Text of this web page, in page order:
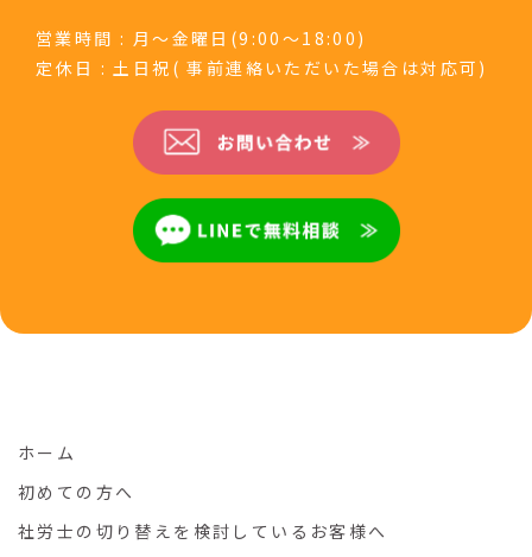
営業時間 : 月～金曜日(9:00～18:00)
定休日 : 土日祝( 事前連絡いただいた場合は対応可)
ホーム
初めての方へ
社労士の切り替えを検討しているお客様へ